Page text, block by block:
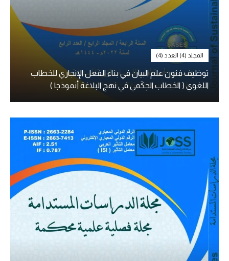
المجلد (4) العدد (4)
توظيف فنون علم البيان في بناء الفعل الإنجازي للخطاب
اللغوي ( الخطاب الحِكَمي في نهج البلاغة أنموذجا )